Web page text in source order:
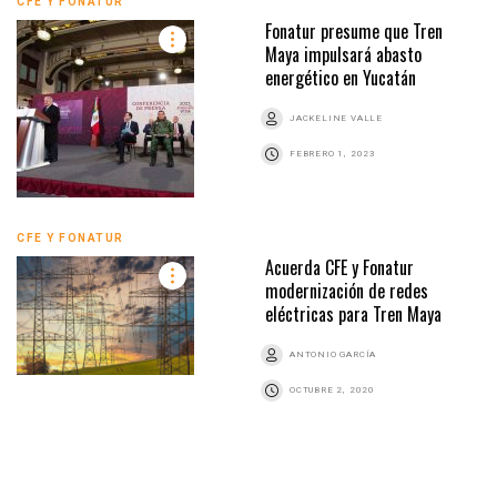
Fonatur presume que Tren
Maya impulsará abasto
energético en Yucatán
JACKELINE VALLE
FEBRERO 1, 2023
CFE Y FONATUR
Acuerda CFE y Fonatur
modernización de redes
eléctricas para Tren Maya
ANTONIO GARCÍA
OCTUBRE 2, 2020